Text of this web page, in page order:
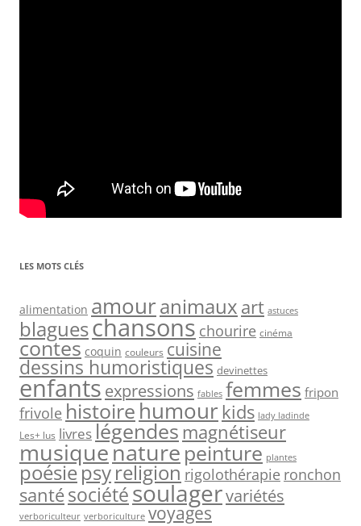
LES MOTS CLÉS
alimentation amouranimaux art astuces
blagueschansons chourire cinéma
contes coquin couleurs cuisine
dessins humoristiques devinettes
enfantsexpressions fables femmes fripon
frivole histoire humour kids lady ladinde
Les+ lus livreslégendes magnétiseur
musiquenature peinture plantes
poésiepsyreligion rigolothérapie ronchon
santésociétésoulagervariétés
verboriculteur verboriculture voyages